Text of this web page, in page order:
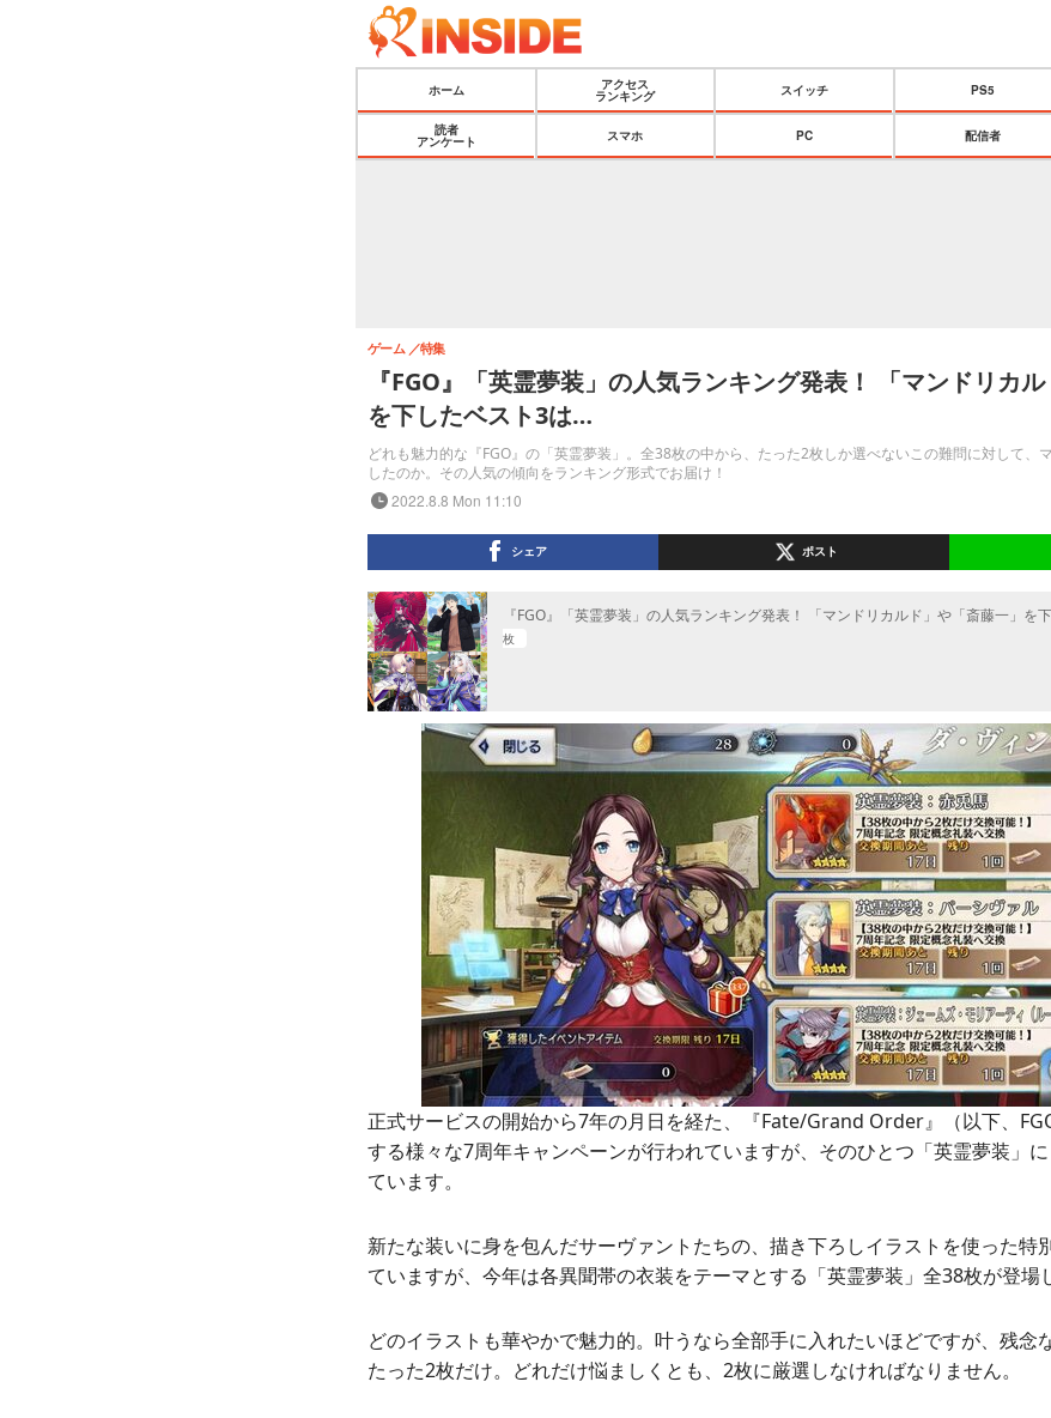
ホーム
アクセス
ランキング
スイッチ PS5
読者
アンケート
スマホ PC 配信者
『FGO』「英霊夢装」の人気ランキング発表！ 「マンドリカル
を下したベスト3は…
どれも魅力的な『FGO』の「英霊夢装」。全38枚の中から、たった2枚しか選べないこの難問に対して、
したのか。その人気の傾向をランキング形式でお届け！
ゲーム 特集
2022.8.8 Mon 11:10
シェア ポスト
『FGO』「英霊夢装」の人気ランキング発表！ 「マンドリカルド」や「斎藤一」を
枚
正式サービスの開始から7年の月日を経た、『Fate/Grand Order』（以下、
する様々な7周年キャンペーンが行われていますが、そのひとつ「英霊夢装」
ています。
新たな装いに身を包んだサーヴァントたちの、描き下ろしイラストを使った特
ていますが、今年は各異聞帯の衣装をテーマとする「英霊夢装」全38枚が登場
どのイラストも華やかで魅力的。叶うなら全部手に入れたいほどですが、残念
たった2枚だけ。どれだけ悩ましくとも、2枚に厳選しなければなりません。